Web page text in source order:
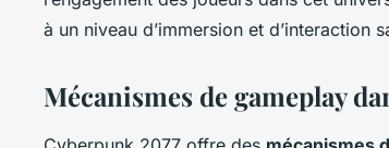
à un niveau d’immersion et d’interaction
Mécanismes de gameplay